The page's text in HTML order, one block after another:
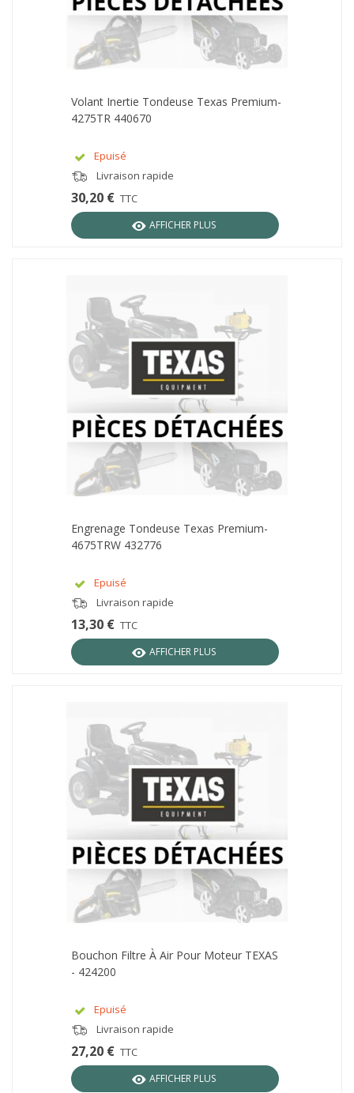
Volant Inertie Tondeuse Texas Premium-
4275TR 440670
Epuisé
Livraison rapide
30,20 € TTC
AFFICHER PLUS
Engrenage Tondeuse Texas Premium-
4675TRW 432776
Epuisé
Livraison rapide
13,30 € TTC
AFFICHER PLUS
Bouchon Filtre À Air Pour Moteur TEXAS
- 424200
Epuisé
Livraison rapide
27,20 € TTC
AFFICHER PLUS